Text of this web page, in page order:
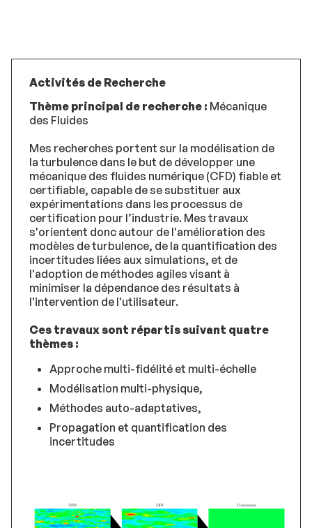
Activités de Recherche
Thème principal de recherche : Mécanique
des Fluides
Mes recherches portent sur la modélisation de
la turbulence dans le but de développer une
mécanique des fluides numérique (CFD) fiable et
certifiable, capable de se substituer aux
expérimentations dans les processus de
certification pour l’industrie. Mes travaux
s'orientent donc autour de l'amélioration des
modèles de turbulence, de la quantification des
incertitudes liées aux simulations, et de
l'adoption de méthodes agiles visant à
minimiser la dépendance des résultats à
l'intervention de l'utilisateur.
Ces travaux sont répartis suivant quatre
thèmes :
Approche multi-fidélité et multi-échelle
Modélisation multi-physique,
Méthodes auto-adaptatives,
Propagation et quantification des
incertitudes